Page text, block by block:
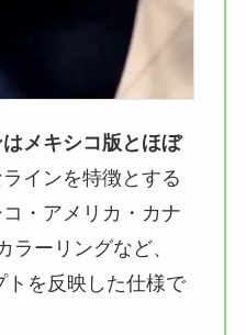
メキシコ版とほぼ
インを特徴とする
・アメリカ・カナ
ラーリングなど、
トを反映した仕様で